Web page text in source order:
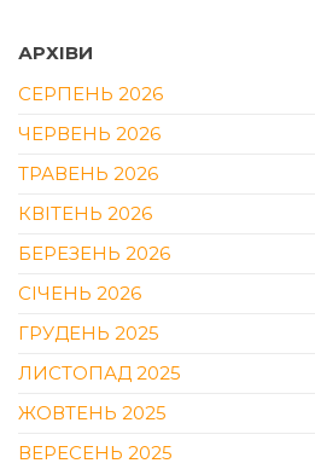
АРХІВИ
СЕРПЕНЬ 2026
ЧЕРВЕНЬ 2026
ТРАВЕНЬ 2026
КВІТЕНЬ 2026
БЕРЕЗЕНЬ 2026
СІЧЕНЬ 2026
ГРУДЕНЬ 2025
ЛИСТОПАД 2025
ЖОВТЕНЬ 2025
ВЕРЕСЕНЬ 2025